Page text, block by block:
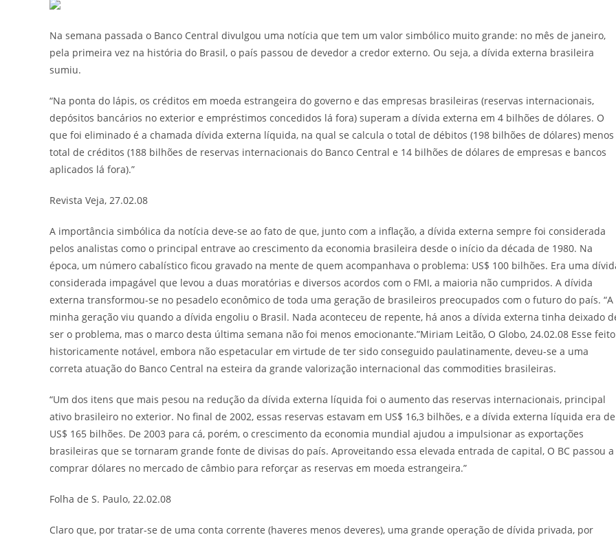
Na semana passada o Banco Central divulgou uma notícia que tem um valor simbólico muito grande: no mês de janeiro,
pela primeira vez na história do Brasil, o país passou de devedor a credor externo. Ou seja, a dívida externa brasileira
sumiu.
“Na ponta do lápis, os créditos em moeda estrangeira do governo e das empresas brasileiras (reservas internacionais,
depósitos bancários no exterior e empréstimos concedidos lá fora) superam a dívida externa em 4 bilhões de dólares. O
que foi eliminado é a chamada dívida externa líquida, na qual se calcula o total de débitos (198 bilhões de dólares) menos
total de créditos (188 bilhões de reservas internacionais do Banco Central e 14 bilhões de dólares de empresas e bancos
aplicados lá fora).”
Revista Veja, 27.02.08
A importância simbólica da notícia deve-se ao fato de que, junto com a inflação, a dívida externa sempre foi considerada
pelos analistas como o principal entrave ao crescimento da economia brasileira desde o início da década de 1980. Na
época, um número cabalístico ficou gravado na mente de quem acompanhava o problema: US$ 100 bilhões. Era uma
considerada impagável que levou a duas moratórias e diversos acordos com o FMI, a maioria não cumpridos. A dívida
externa transformou-se no pesadelo econômico de toda uma geração de brasileiros preocupados com o futuro do país. “A
minha geração viu quando a dívida engoliu o Brasil. Nada aconteceu de repente, há anos a dívida externa tinha deixado
ser o problema, mas o marco desta última semana não foi menos emocionante.”Miriam Leitão, O Globo, 24.02.08 Esse feito
historicamente notável, embora não espetacular em virtude de ter sido conseguido paulatinamente, deveu-se a uma
correta atuação do Banco Central na esteira da grande valorização internacional das commodities brasileiras.
“Um dos itens que mais pesou na redução da dívida externa líquida foi o aumento das reservas internacionais, principal
ativo brasileiro no exterior. No final de 2002, essas reservas estavam em US$ 16,3 bilhões, e a dívida externa líquida era de
US$ 165 bilhões. De 2003 para cá, porém, o crescimento da economia mundial ajudou a impulsionar as exportações
brasileiras que se tornaram grande fonte de divisas do país. Aproveitando essa elevada entrada de capital, O BC passou a
comprar dólares no mercado de câmbio para reforçar as reservas em moeda estrangeira.”
Folha de S. Paulo, 22.02.08
Claro que, por tratar-se de uma conta corrente (haveres menos deveres), uma grande operação de dívida privada, por